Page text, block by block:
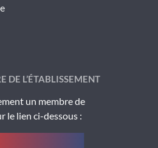
DE L’ÉTABLISSEMENT
un membre de
le lien ci-dessous :